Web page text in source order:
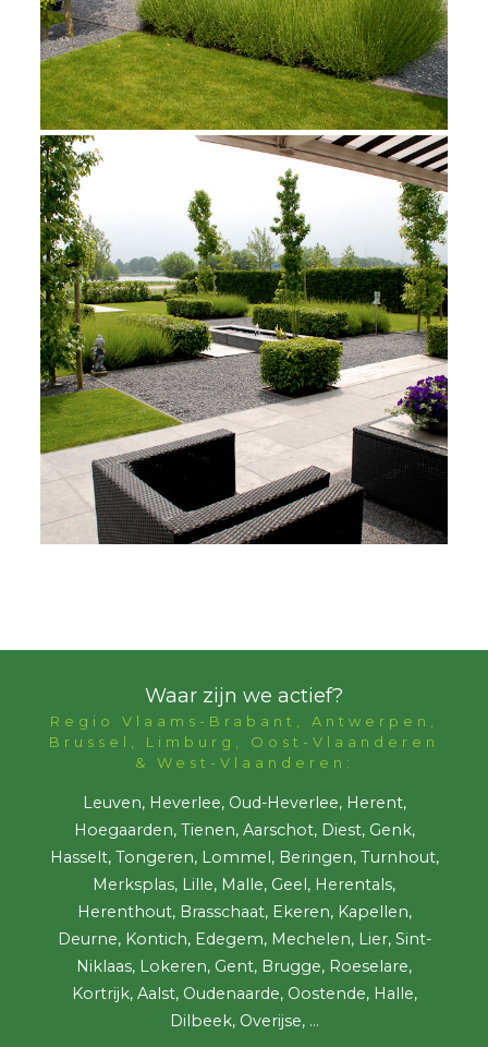
Waar zijn we actief?
Regio Vlaams-Brabant, Antwerpen,
Brussel, Limburg, Oost-Vlaanderen
& West-Vlaanderen:
Leuven, Heverlee, Oud-Heverlee, Herent,
Hoegaarden, Tienen, Aarschot, Diest, Genk,
Hasselt, Tongeren, Lommel, Beringen, Turnhout,
Merksplas, Lille, Malle, Geel, Herentals,
Herenthout, Brasschaat, Ekeren, Kapellen,
Deurne, Kontich, Edegem, Mechelen, Lier, Sint-
Niklaas, Lokeren, Gent, Brugge, Roeselare,
Kortrijk, Aalst, Oudenaarde, Oostende, Halle,
Dilbeek, Overijse, ...